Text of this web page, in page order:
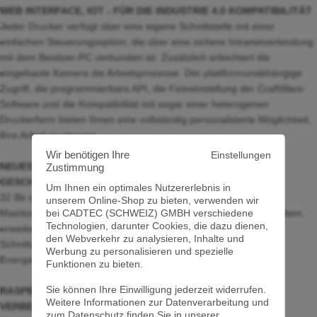
Wir benötigen Ihre
Zustimmung
Einstellungen
Um Ihnen ein optimales Nutzererlebnis in
unserem Online-Shop zu bieten, verwenden wir
bei CADTEC (SCHWEIZ) GMBH verschiedene
Technologien, darunter Cookies, die dazu dienen,
den Webverkehr zu analysieren, Inhalte und
Werbung zu personalisieren und spezielle
Funktionen zu bieten.
Sie können Ihre Einwilligung jederzeit widerrufen.
Weitere Informationen zur Datenverarbeitung und
WEB INTERFACE, IOT - FÜR DIE INDUSTRIE 4.0 KOMPATIBILITÄT
Jeder Drucker verfügt über eine eigene Schnittstelle mit einer
einfachen Steuerungsoption, die über eine sichere Intranetverbindung
mit dem Besitzer-PC verbunden ist. Zusätzlich erleichtert die
eingebaute Kamera die Arbeitsprozesse. Der plattformunabhängige
Zugriff, die programmierbare API, die Feineinstellung der CraftWare-
Software und die Kompatibilität mit sogar einer heterogenen
Druckerfarm bieten Ihnen eine vollständig personalisierte Möglichkeit,
Ihre Arbeit zu steuern.
NEUES PR3DATOR MOTHERBOARD - FÜR MAXIMALE
GESCHWINDIGKEIT
32 Bit schnell für genauere und präzisere Steuerung. Unser
Mainboard ist mit dem branchenführenden Motorsteuerungssystem,
erweiterten Funktionen und hervorragenden
Schnittstellenverbindungen ausgestattet. Es ist auch eine
Energiesparlösung.
RASPBERRY PI IST DER MOTOR, DER ZUKÜNFTIGE
VERBESSERUNGEN MIT HMI ERMÖGLICHT